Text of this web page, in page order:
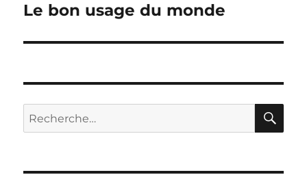
Publication
Le bon usage du monde
Recherche
pour :